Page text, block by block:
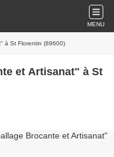
MENU
à St Florentin (89600)
et Artisanat" à St